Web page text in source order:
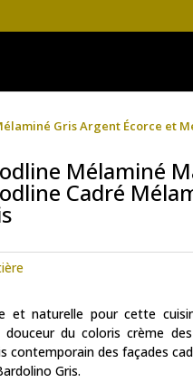
Gris Argent Écorce et
Mélaminé
Cadré
et naturelle pour cette
du coloris crème
contemporain des façades
Gris.